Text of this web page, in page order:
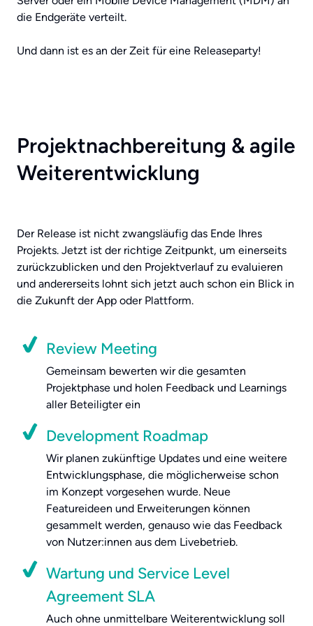
die Endgeräte verteilt.
Und dann ist es an der Zeit für eine Releaseparty!
Projektnachbereitung & agile
Weiterentwicklung
Der Release ist nicht zwangsläufig das Ende Ihres
Projekts. Jetzt ist der richtige Zeitpunkt, um einerseits
zurückzublicken und den Projektverlauf zu evaluieren
und andererseits lohnt sich jetzt auch schon ein Blick in
die Zukunft der App oder Plattform.
Review Meeting
Gemeinsam bewerten wir die gesamten
Projektphase und holen Feedback und Learnings
aller Beteiligter ein
Development Roadmap
Wir planen zukünftige Updates und eine weitere
Entwicklungsphase, die möglicherweise schon
im Konzept vorgesehen wurde. Neue
Featureideen und Erweiterungen können
gesammelt werden, genauso wie das Feedback
von Nutzer:innen aus dem Livebetrieb.
Wartung und Service Level
Agreement SLA
Auch ohne unmittelbare Weiterentwicklung soll